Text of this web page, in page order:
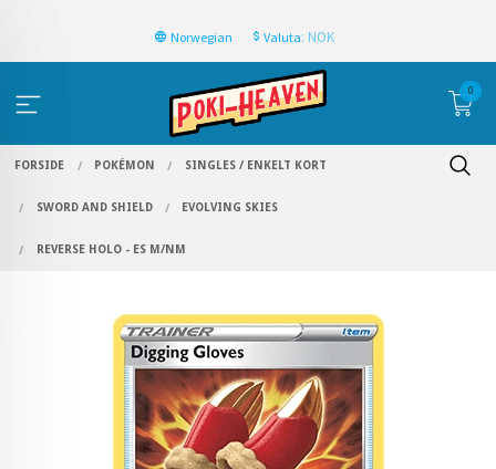
Norwegian Valuta: NOK
0
FORSIDE POKÉMON SINGLES / ENKELT KORT
SWORD AND SHIELD EVOLVING SKIES
REVERSE HOLO - ES M/NM